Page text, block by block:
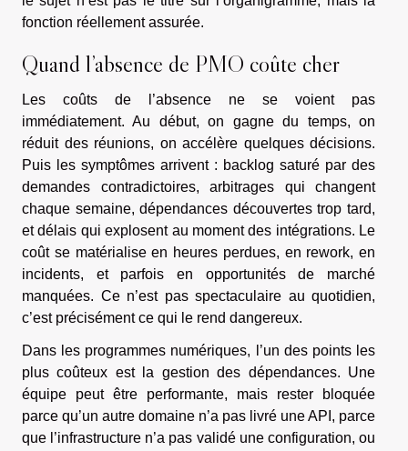
fonction réellement assurée.
Quand l’absence de PMO coûte cher
Les coûts de l’absence ne se voient pas
immédiatement. Au début, on gagne du temps, on
réduit des réunions, on accélère quelques décisions.
Puis les symptômes arrivent : backlog saturé par des
demandes contradictoires, arbitrages qui changent
chaque semaine, dépendances découvertes trop tard,
et délais qui explosent au moment des intégrations. Le
coût se matérialise en heures perdues, en rework, en
incidents, et parfois en opportunités de marché
manquées. Ce n’est pas spectaculaire au quotidien,
c’est précisément ce qui le rend dangereux.
Dans les programmes numériques, l’un des points les
plus coûteux est la gestion des dépendances. Une
équipe peut être performante, mais rester bloquée
parce qu’un autre domaine n’a pas livré une API, parce
que l’infrastructure n’a pas validé une configuration, ou